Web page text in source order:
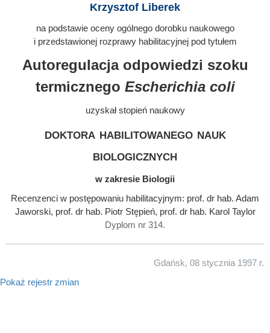
Krzysztof Liberek
na podstawie oceny ogólnego dorobku naukowego
i przedstawionej rozprawy habilitacyjnej pod tytułem
Autoregulacja odpowiedzi szoku
termicznego Escherichia coli
uzyskał stopień naukowy
doktora habilitowanego nauk
biologicznych
w zakresie Biologii
Recenzenci w postępowaniu habilitacyjnym: prof. dr hab. Adam
Jaworski, prof. dr hab. Piotr Stępień, prof. dr hab. Karol Taylor
Dyplom nr 314.
Gdańsk, 08 stycznia 1997 r.
Pokaż rejestr zmian